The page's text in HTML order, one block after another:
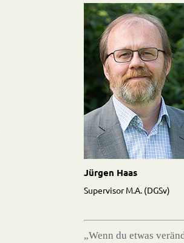
Jürgen Haas
Supervisor M.A. (DGSv)
„Wenn du etwas